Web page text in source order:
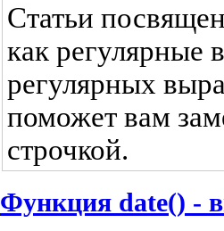
Статьи
как регулярные
регулярных
поможет вам
строчкой.
Функция date() -